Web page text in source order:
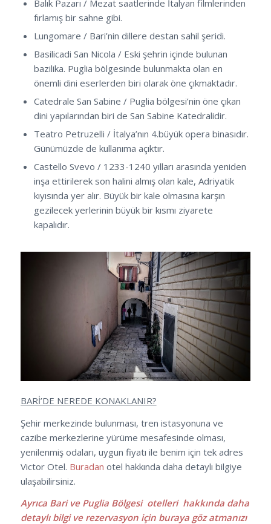
Balık Pazarı / Mezat saatlerinde İtalyan filmlerinden
fırlamış bir sahne gibi.
Lungomare / Bari’nin dillere destan sahil şeridi.
Basilicadi San Nicola / Eski şehrin içinde bulunan
bazilika. Puglia bölgesinde bulunmakta olan en
önemli dini eserlerden biri olarak öne çıkmaktadır.
Catedrale San Sabine / Puglia bölgesi’nin öne çıkan
dini yapılarından biri de San Sabine Katedralidir.
Teatro Petruzelli / İtalya’nın 4.büyük opera binasıdır.
Günümüzde de kullanıma açıktır.
Castello Svevo / 1233-1240 yılları arasında yeniden
inşa ettirilerek son halini almış olan kale, Adriyatik
kıyısında yer alır. Büyük bir kale olmasına karşın
gezilecek yerlerinin büyük bir kısmı ziyarete
kapalıdır.
BARİ’DE NEREDE KONAKLANIR?
Şehir merkezinde bulunması, tren istasyonuna ve
cazibe merkezlerine yürüme mesafesinde olması,
yenilenmiş odaları, uygun fiyatı ile benim için tek adres
Victor Otel. Buradan otel hakkında daha detaylı bilgiye
ulaşabilirsiniz.
Ayrıca Bari ve Puglia Bölgesi otelleri hakkında daha
detaylı bilgi ve rezervasyon içinburaya göz atmanızı